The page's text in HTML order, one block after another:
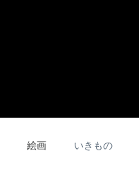
絵画 いきもの